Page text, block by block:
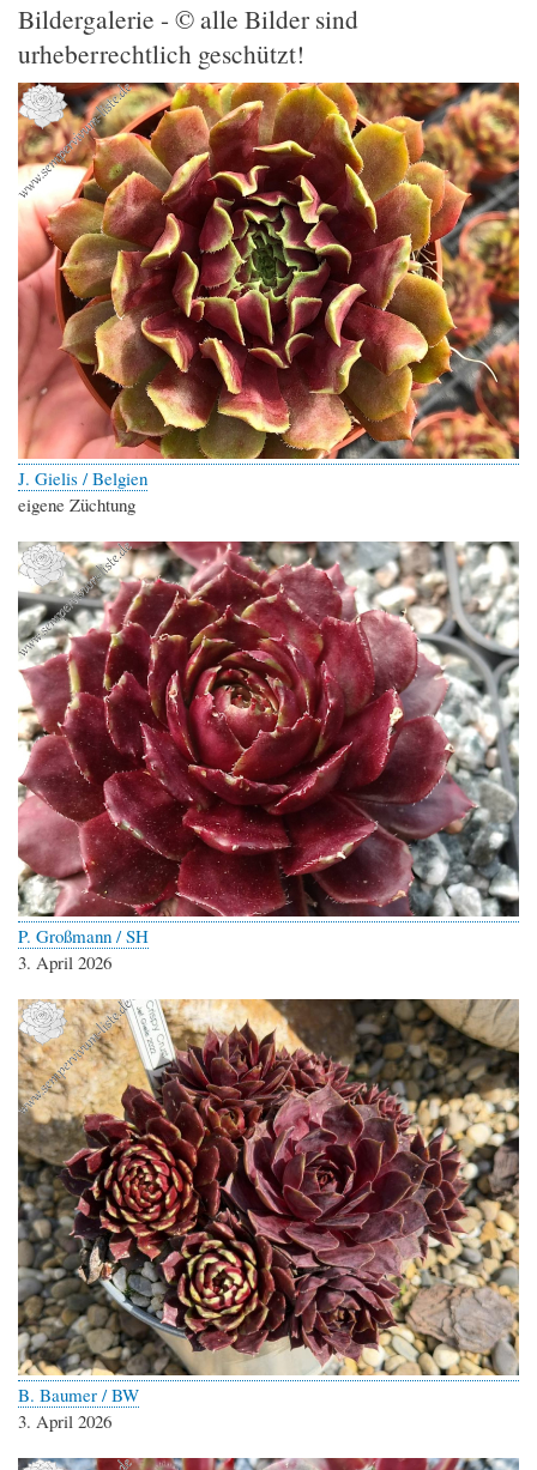
Bildergalerie - © alle Bilder sind
urheberrechtlich geschützt!
J. Gielis / Belgien
eigene Züchtung
P. Großmann / SH
3. April 2026
B. Baumer / BW
3. April 2026